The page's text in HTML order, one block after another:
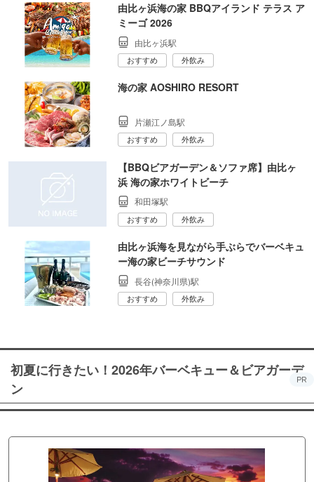
由比ヶ浜海の家 BBQアイランド テラス ア
ミーゴ 2026
由比ヶ浜駅
おすすめ 外飲み
海の家 AOSHIRO RESORT
片瀬江ノ島駅
おすすめ 外飲み
【BBQビアガーデン＆ソファ席】由比ヶ
浜 海の家ホワイトビーチ
和田塚駅
おすすめ 外飲み
由比ヶ浜海を見ながら手ぶらでバーベキュ
ー海の家ビーチサウンド
長谷(神奈川県)駅
おすすめ 外飲み
初夏に行きたい！2026年バーベキュー＆ビアガーデ
ン
PR